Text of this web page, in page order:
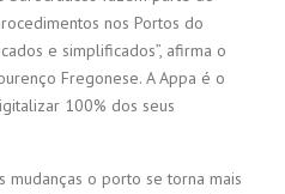
nos Portos do
e simplificados”, afirma o
Fregonese. A Appa é o
100% dos seus
mudanças o porto se torna mais